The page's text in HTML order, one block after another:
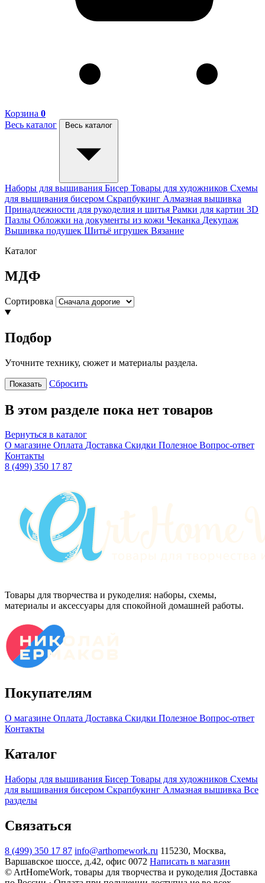
Корзина 0
Весь каталог
Весь каталог
Наборы для вышивания Бисер Товары для художников Схемы
для вышивания бисером Скрапбукинг Алмазная вышивка
Принадлежности для рукоделия и шитья Рамки для картин 3D
Пазлы Обложки на документы из кожи Чеканка Декупаж
Вышивка подушек Шитьё игрушек Вязание
Каталог
МДФ
Сортировка
Подбор
Уточните технику, сюжет и материалы раздела.
Показать Сбросить
В этом разделе пока нет товаров
Вернуться в каталог
О магазине Оплата Доставка Скидки Полезное Вопрос-ответ
Контакты
8 (499) 350 17 87
Товары для творчества и рукоделия: наборы, схемы,
материалы и аксессуары для спокойной домашней работы.
Покупателям
О магазине Оплата Доставка Скидки Полезное Вопрос-ответ
Контакты
Каталог
Наборы для вышивания Бисер Товары для художников Схемы
для вышивания бисером Скрапбукинг Алмазная вышивка Все
разделы
Связаться
8 (499) 350 17 87 info@arthomework.ru 115230, Москва,
Варшавское шоссе, д.42, офис 0072 Написать в магазин
© ArtHomeWork, товары для творчества и рукоделия Доставка